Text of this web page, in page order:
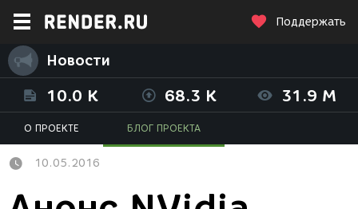
Поддержать
Новости
10.0 K 68.3 K 31.9 M
О ПРОЕКТЕ БЛОГ ПРОЕКТА
10.05.2016